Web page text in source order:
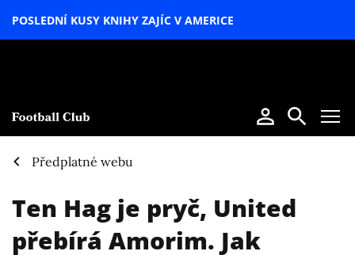
POSLEDNÍ KUSY KNIHY ZAJÍC V AMERICE
Předplatné webu
Ten Hag je pryč, United
přebírá Amorim. Jak